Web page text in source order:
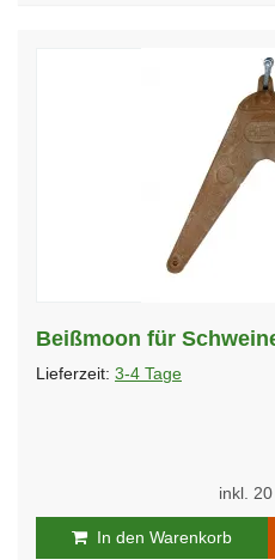
Beißmoon für
Lieferzeit: 3-4 Tage
inkl.
In den Warenkorb